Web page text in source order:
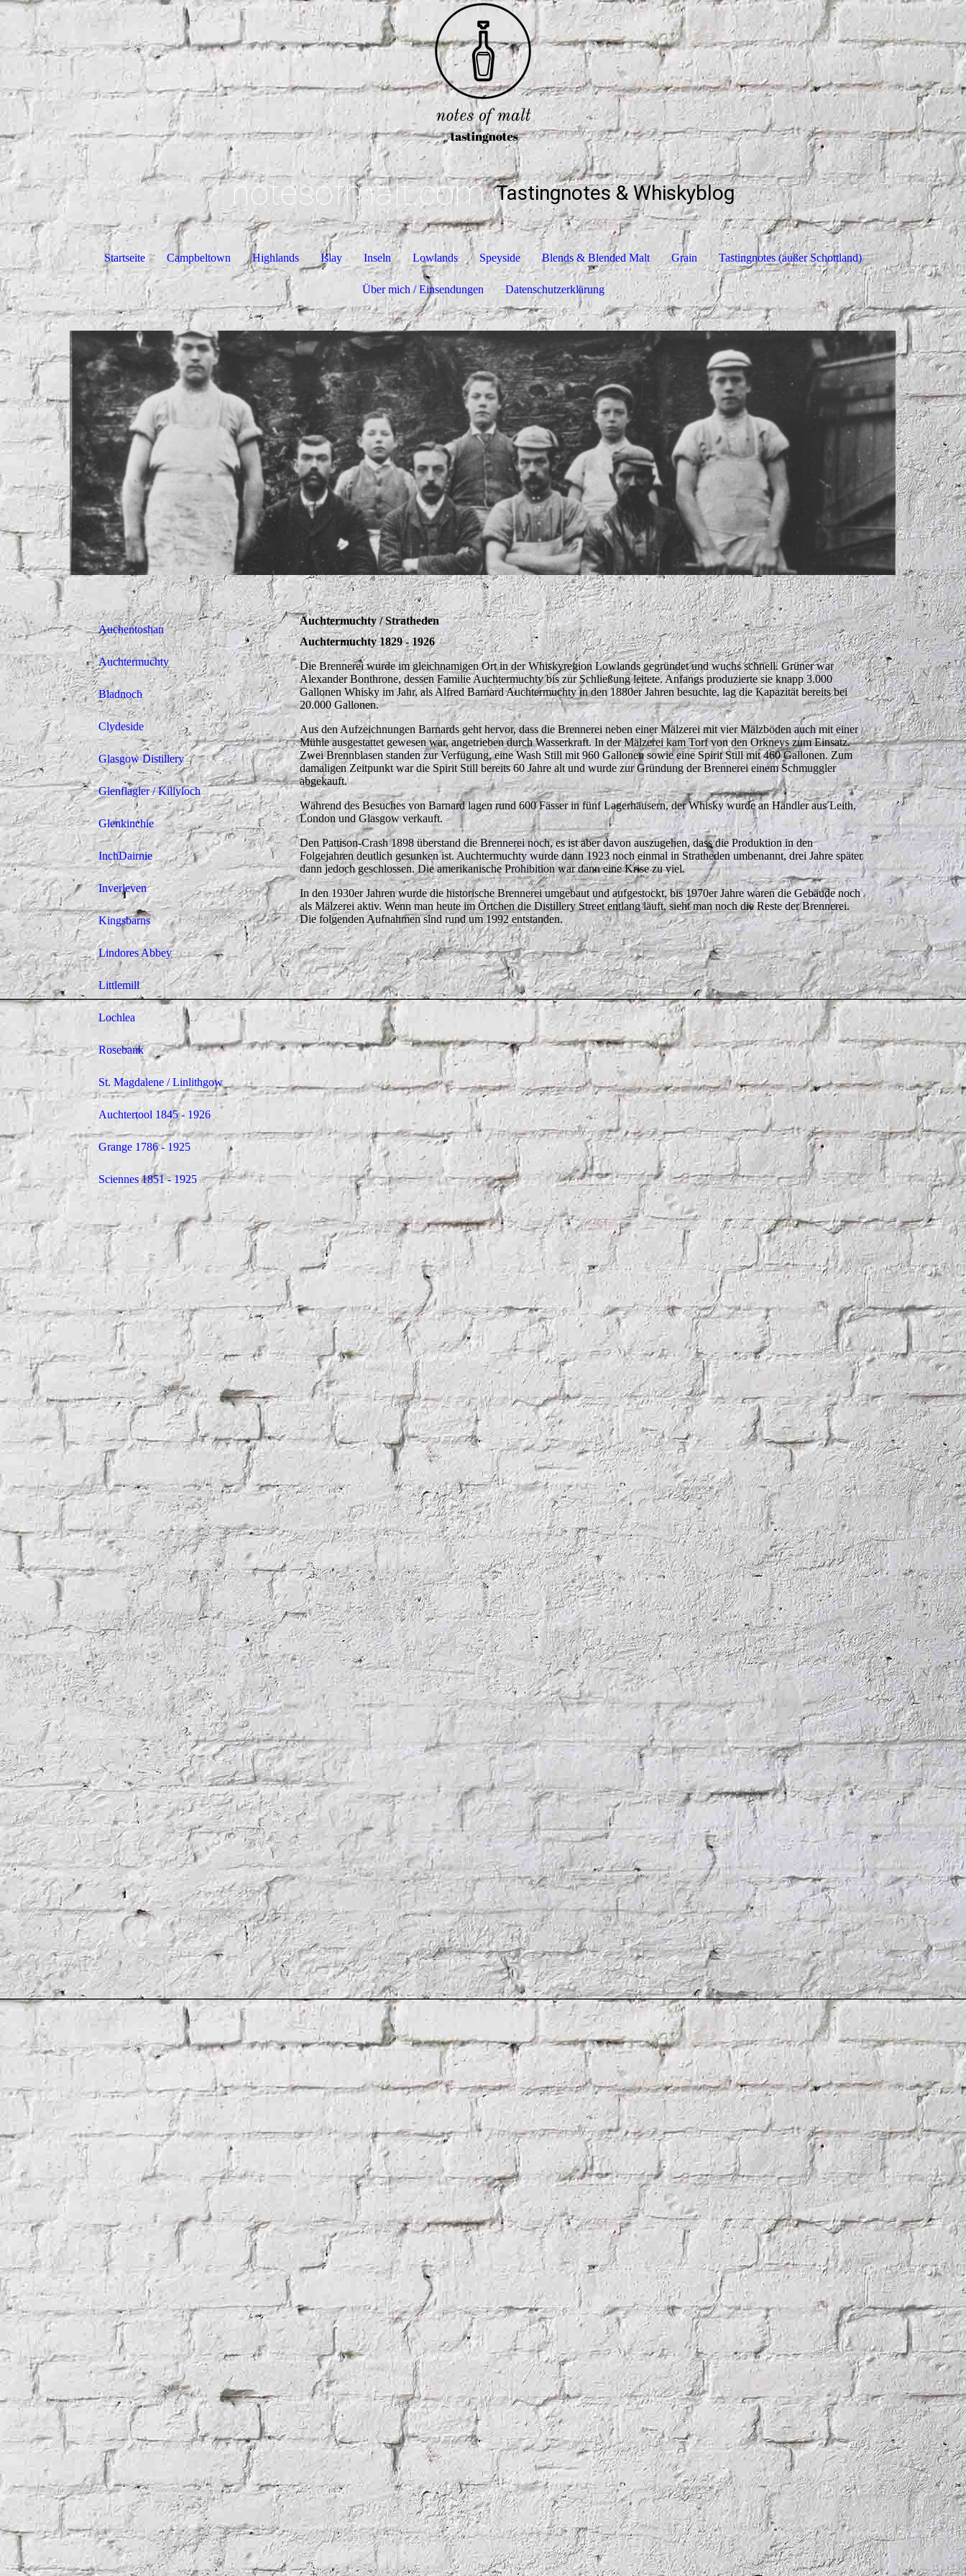
notesofmalt.com Tastingnotes & Whiskyblog
Startseite Campbeltown Highlands Islay Inseln Lowlands Speyside Blends & Blended Malt Grain Tastingnotes (außer Schottland)
Über mich / Einsendungen Datenschutzerklärung
Auchentoshan
Auchtermuchty
Bladnoch
Clydeside
Glasgow Distillery
Glenflagler / Killyloch
Glenkinchie
InchDairnie
Inverleven
Kingsbarns
Lindores Abbey
Littlemill
Lochlea
Rosebank
St. Magdalene / Linlithgow
Auchtertool 1845 - 1926
Grange 1786 - 1925
Sciennes 1851 - 1925
Auchtermuchty / Stratheden
Auchtermuchty 1829 - 1926
Die Brennerei wurde im gleichnamigen Ort in der Whiskyregion Lowlands gegründet und wuchs schnell. Grüner war
Alexander Bonthrone, dessen Familie Auchtermuchty bis zur Schließung leitete. Anfangs produzierte sie knapp 3.000
Gallonen Whisky im Jahr, als Alfred Barnard Auchtermuchty in den 1880er Jahren besuchte, lag die Kapazität bereits bei
20.000 Gallonen.
Aus den Aufzeichnungen Barnards geht hervor, dass die Brennerei neben einer Mälzerei mit vier Mälzböden auch mit einer
Mühle ausgestattet gewesen war, angetrieben durch Wasserkraft. In der Mälzerei kam Torf von den Orkneys zum Einsatz.
Zwei Brennblasen standen zur Verfügung, eine Wash Still mit 960 Gallonen sowie eine Spirit Still mit 460 Gallonen. Zum
damaligen Zeitpunkt war die Spirit Still bereits 60 Jahre alt und wurde zur Gründung der Brennerei einem Schmuggler
abgekauft.
Während des Besuches von Barnard lagen rund 600 Fässer in fünf Lagerhäusern, der Whisky wurde an Händler aus Leith,
London und Glasgow verkauft.
Den Pattison-Crash 1898 überstand die Brennerei noch, es ist aber davon auszugehen, dass die Produktion in den
Folgejahren deutlich gesunken ist. Auchtermuchty wurde dann 1923 noch einmal in Stratheden umbenannt, drei Jahre später
dann jedoch geschlossen. Die amerikanische Prohibition war dann eine Krise zu viel.
In den 1930er Jahren wurde die historische Brennerei umgebaut und aufgestockt, bis 1970er Jahre waren die Gebäude noch
als Mälzerei aktiv. Wenn man heute im Örtchen die Distillery Street entlang läuft, sieht man noch die Reste der Brennerei.
Die folgenden Aufnahmen sind rund um 1992 entstanden.